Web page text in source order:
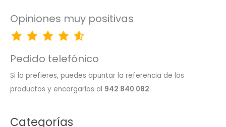
Opiniones muy positivas
Pedido telefónico
Si lo prefieres, puedes apuntar la referencia de los
productos y encargarlos al 942 840 082
Categorías